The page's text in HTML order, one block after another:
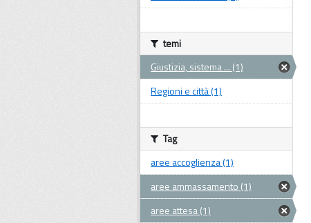
temi
Giustizia, sistema ... (1)
Regioni e città (1)
Tag
aree accoglienza (1)
aree ammassamento (1)
aree attesa (1)